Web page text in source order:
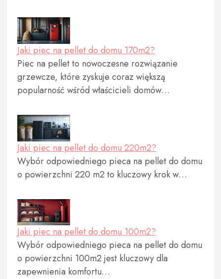
Jaki piec na pellet do domu 170m2?
Piec na pellet to nowoczesne rozwiązanie
grzewcze, które zyskuje coraz większą
popularność wśród właścicieli domów…
Jaki piec na pellet do domu 220m2?
Wybór odpowiedniego pieca na pellet do domu
o powierzchni 220 m2 to kluczowy krok w…
Jaki piec na pellet do domu 100m2?
Wybór odpowiedniego pieca na pellet do domu
o powierzchni 100m2 jest kluczowy dla
zapewnienia komfortu…